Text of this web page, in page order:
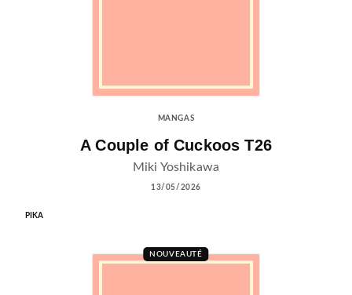
MANGAS
A Couple of Cuckoos T26
Miki Yoshikawa
13/05/2026
PIKA
NOUVEAUTÉ